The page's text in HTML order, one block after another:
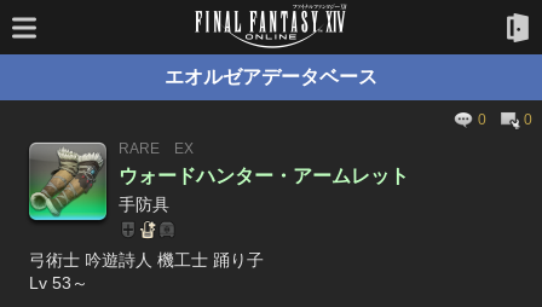
エオルゼアデータベース
0
0
RARE
EX
ウォードハンター・アームレット
手防具
弓術士 吟遊詩人 機工士 踊り子
Lv 53～